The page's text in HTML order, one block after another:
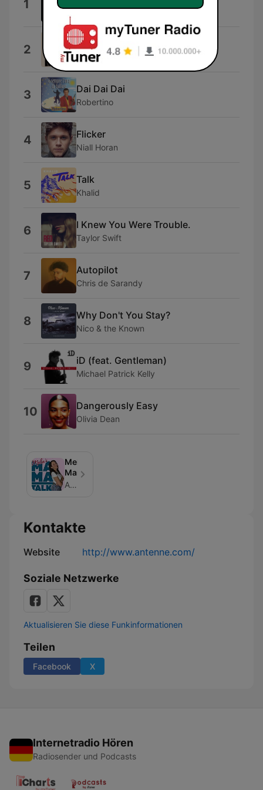
1 KATO
2 Overkill
Holly Humberstone
3 Dai Dai Dai
Robertino
4 Flicker
Niall Horan
5 Talk
Khalid
6 I Knew You Were Trouble.
Taylor Swift
7 Autopilot
Chris de Sarandy
8 Why Don't You Stay?
Nico & the Known
9 iD (feat. Gentleman)
Michael Patrick Kelly
10 Dangerously Easy
Olivia Dean
Mela‘s
MamaTalk
Antenne Niedersachsen präsentiert: Ratgeber für Mamas. Talk über Frauengesundheit („So ist schwanger sein…“) über die Geburt bis hin zur Kindererziehung und Kinderbetreuung
Kontakte
Website http://www.antenne.com/
Soziale Netzwerke
Aktualisieren Sie diese Funkinformationen
Teilen
Facebook X
Internetradio Hören
Radiosender und Podcasts